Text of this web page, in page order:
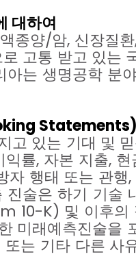
대하여
종양/암, 신장질환
고통 받고 있는
아는 생명공학 분
Statements)
고 있는 기대 및
익률, 자본 지출, 현
자 행태 또는 관행,
진술은 하기 기술
10-K) 및 이후의
미래예측진술을
또는 기타 다른 사